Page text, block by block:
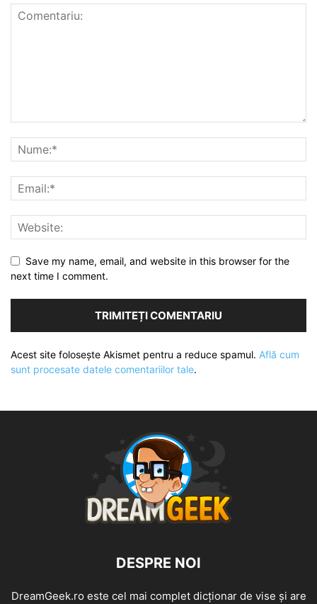
Save my name, email, and website in this browser for the
next time I comment.
Acest site folosește Akismet pentru a reduce spamul. Află cum
sunt procesate datele comentariilor tale.
DESPRE NOI
DreamGeek.ro este cel mai complet dicționar de vise și are